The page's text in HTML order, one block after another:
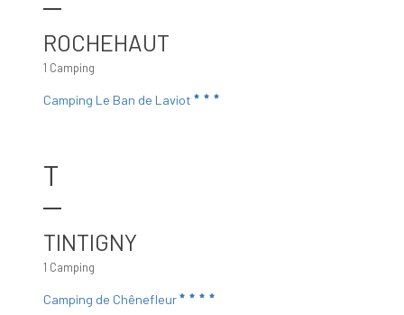
ROCHEHAUT
1 Camping
Camping Le Ban de Laviot
T
TINTIGNY
1 Camping
Camping de Chênefleur